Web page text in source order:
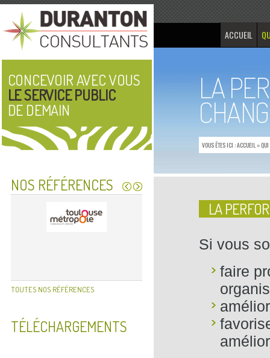
ACCUEIL
LA
VOUS ÊTES ICI :ACCUEIL »
LA
Si vous
faire
CONCEVOIR AVEC VOUS
LE SERVICE PUBLIC
DE DEMAIN
NOS RÉFÉRENCES
TOUTES NOS RÉFÉRENCES
TÉLÉCHARGEMENTS